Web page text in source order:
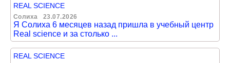
REAL SCIENCE
Солиха 23.07.2026
Я Солиха 6 месяцев назад пришла в учебный центр
Real science и за столько ...
REAL SCIENCE